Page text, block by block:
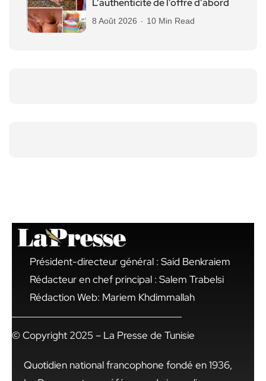
8 Août 2026 10 Min Read
Président-directeur général : Said Benkraiem
Rédacteur en chef principal : Salem Trabelsi
Rédaction Web: Mariem Khdimmallah
© Copyright 2025 – La Presse de Tunisie
Quotidien national francophone fondé en 1936,